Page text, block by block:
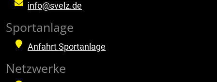
info@svelz.de
Sportanlage
Anfahrt Sportanlage
Netzwerke